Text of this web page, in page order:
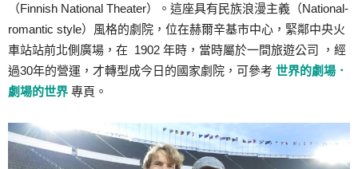
（Finnish National Theater）。這座具有民族浪漫主義（National-
romantic style）風格的劇院，位在赫爾辛基市中心，緊鄰中央火
車站站前北側廣場，在 1902 年時，當時屬於一間旅遊公司 ，經
過30年的營運，才轉型成今日的國家劇院，可參考 世界的劇場．
劇場的世界 專頁。